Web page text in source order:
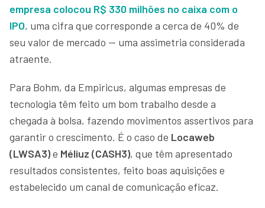
empresa colocou R$ 330 milhões no caixa com o
IPO, uma cifra que corresponde a cerca de 40% de
seu valor de mercado — uma assimetria considerada
atraente.
Para Bohm, da Empiricus, algumas empresas de
tecnologia têm feito um bom trabalho desde a
chegada à bolsa, fazendo movimentos assertivos para
garantir o crescimento. É o caso de Locaweb
(LWSA3)e Méliuz (CASH3), que têm apresentado
resultados consistentes, feito boas aquisições e
estabelecido um canal de comunicação eficaz.